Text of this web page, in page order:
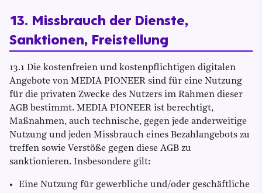
13. Missbrauch der Dienste,
Sanktionen, Freistellung
13.1 Die kostenfreien und kostenpflichtigen digitalen
Angebote von MEDIA PIONEER sind für eine Nutzung
für die privaten Zwecke des Nutzers im Rahmen dieser
AGB bestimmt. MEDIA PIONEER ist berechtigt,
Maßnahmen, auch technische, gegen jede anderweitige
Nutzung und jeden Missbrauch eines Bezahlangebots zu
treffen sowie Verstöße gegen diese AGB zu
sanktionieren. Insbesondere gilt:
Eine Nutzung für gewerbliche und/oder geschäftliche